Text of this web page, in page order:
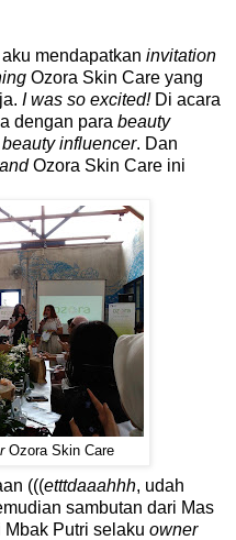
mendapatkan invitation
Ozora Skin Care yang
I was so excited!Di acara
dengan para beauty
beauty influencer. Dan
Ozora Skin Care ini
Ozora Skin Care
(((etttdaaahhh, udah
sambutan dari Mas
Mbak Putri selaku owner